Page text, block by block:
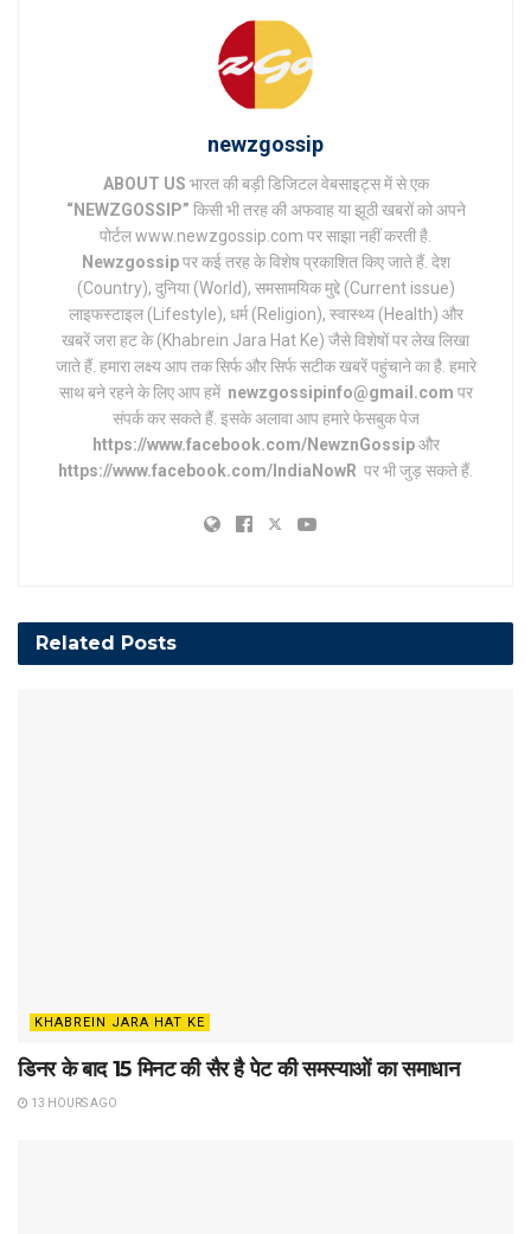
newzgossip
ABOUT US भारत की बड़ी डिजिटल वेबसाइट्स में से एक
“NEWZGOSSIP” किसी भी तरह की अफवाह या झूठी खबरों को अपने
पोर्टल www.newzgossip.com पर साझा नहीं करती है.
Newzgossipपर कई तरह के विशेष प्रकाशित किए जाते हैं. देश
(Country), दुनिया (World), समसामयिक मुद्दे (Current issue)
लाइफस्टाइल (Lifestyle), धर्म (Religion), स्वास्थ्य (Health) और
खबरें जरा हट के (Khabrein Jara Hat Ke) जैसे विशेषों पर लेख लिखा
जाते हैं. हमारा लक्ष्य आप तक सिर्फ और सिर्फ सटीक खबरें पहुंचाने का है. हमारे
साथ बने रहने के लिए आप हमें newzgossipinfo@gmail.com पर
संपर्क कर सकते हैं. इसके अलावा आप हमारे फेसबुक पेज
https://www.facebook.com/NewznGossipऔर
https://www.facebook.com/IndiaNowR पर भी जुड़ सकते हैं.
Related Posts
KHABREIN JARA HAT KE
डिनर के बाद 15 मिनट की सैर है पेट की समस्याओं का समाधान
13 HOURS AGO